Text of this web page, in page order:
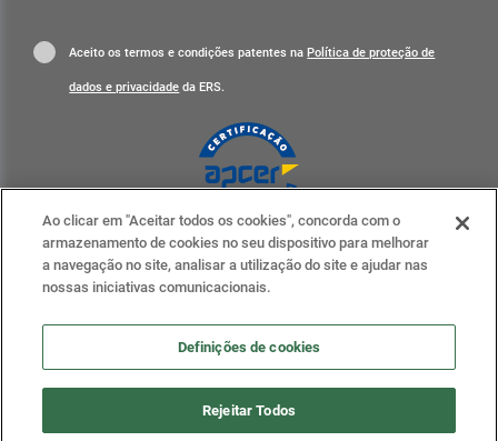
Aceito os termos e condições patentes na Política de proteção de
dados e privacidade da ERS.
ERS nas redes sociais
Ao clicar em "Aceitar todos os cookies", concorda com o
armazenamento de cookies no seu dispositivo para melhorar
a navegação no site, analisar a utilização do site e ajudar nas
nossas iniciativas comunicacionais.
Definições de cookies
Rejeitar Todos